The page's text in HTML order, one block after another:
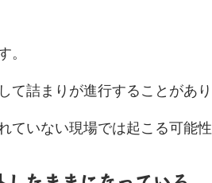
。
詰まりが進行することがあり
いない現場では起こる可能性